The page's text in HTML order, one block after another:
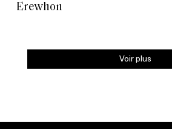
Erewhon
Voir plus